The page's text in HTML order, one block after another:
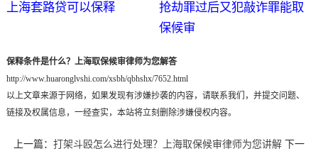
上海套路贷可以保释
抢劫罪过后又犯敲诈罪能取
保候审
保释条件是什么？上海取保候审律师为您解答
http://www.huaronglvshi.com/xsbh/qbhshx/7652.html
以上文章来源于网络，如果发现有涉嫌抄袭的内容，请联系我们，并提交问题、
链接及权属信息，一经查实，本站将立刻删除涉嫌侵权内容。
上一篇： 打架斗殴怎么进行处理？上海取保候审律师为您讲解下一